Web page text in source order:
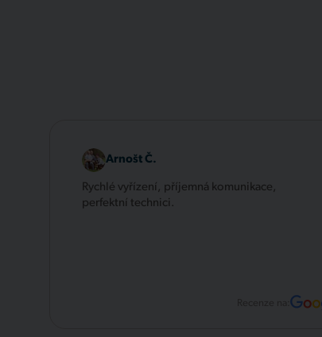
Arnošt Č.
Rychlé vyřízení, příjemná komunikace,
perfektní technici.